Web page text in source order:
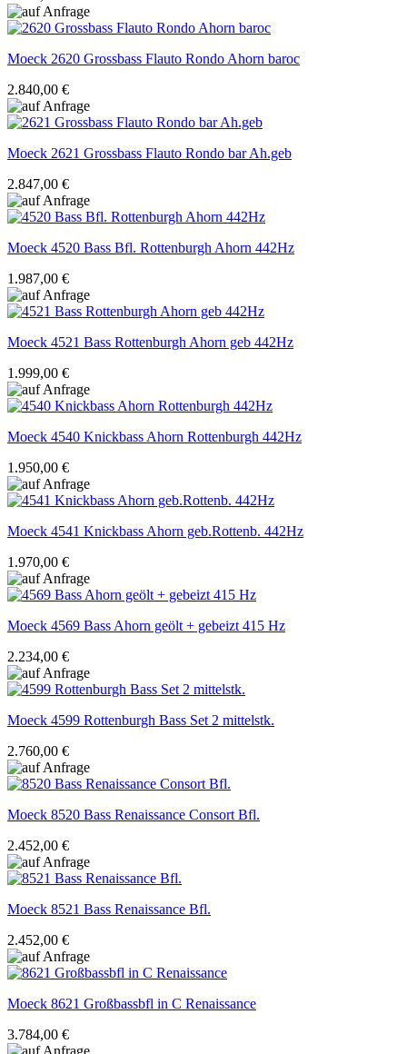
Moeck 2620 Grossbass Flauto Rondo Ahorn baroc
2.840,00 €
Moeck 2621 Grossbass Flauto Rondo bar Ah.geb
2.847,00 €
Moeck 4520 Bass Bfl. Rottenburgh Ahorn 442Hz
1.987,00 €
Moeck 4521 Bass Rottenburgh Ahorn geb 442Hz
1.999,00 €
Moeck 4540 Knickbass Ahorn Rottenburgh 442Hz
1.950,00 €
Moeck 4541 Knickbass Ahorn geb.Rottenb. 442Hz
1.970,00 €
Moeck 4569 Bass Ahorn geölt + gebeizt 415 Hz
2.234,00 €
Moeck 4599 Rottenburgh Bass Set 2 mittelstk.
2.760,00 €
Moeck 8520 Bass Renaissance Consort Bfl.
2.452,00 €
Moeck 8521 Bass Renaissance Bfl.
2.452,00 €
Moeck 8621 Großbassbfl in C Renaissance
3.784,00 €